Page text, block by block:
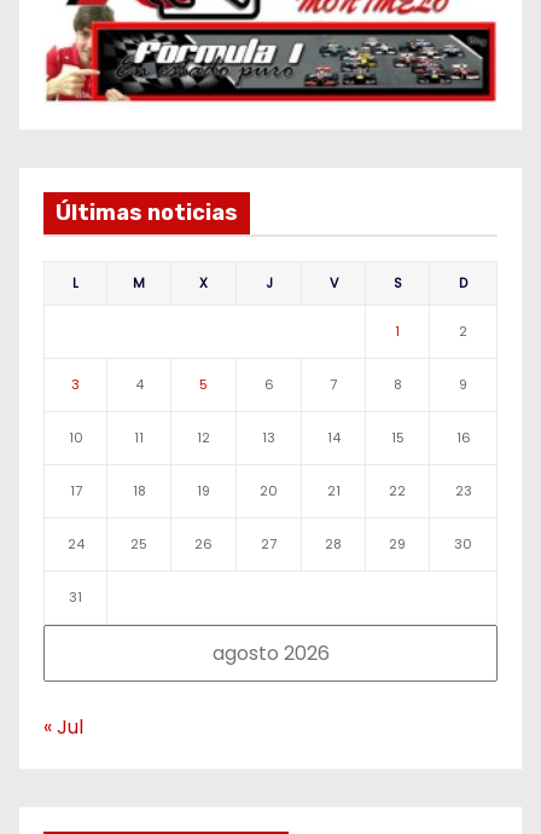
Últimas noticias
agosto 2026
L M X J V S D
1 2
3 4 5 6 7 8 9
10 11 12 13 14 15 16
17 18 19 20 21 22 23
24 25 26 27 28 29 30
31
« Jul